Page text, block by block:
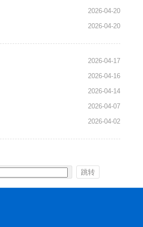
2026-04-20
2026-04-20
2026-04-17
2026-04-16
2026-04-14
2026-04-07
2026-04-02
跳转